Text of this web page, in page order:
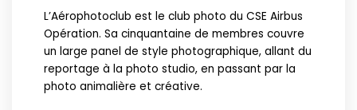
L’Aérophotoclub est le club photo du CSE Airbus
Opération. Sa cinquantaine de membres couvre
un large panel de style photographique, allant du
reportage à la photo studio, en passant par la
photo animalière et créative.